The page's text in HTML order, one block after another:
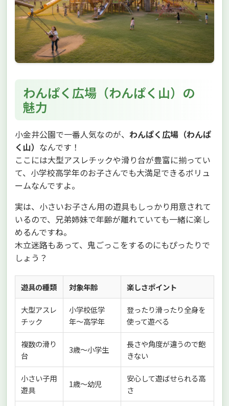
わんぱく広場（わんぱく山）の
魅力
小金井公園で一番人気なのが、 わんぱく広場（わんぱ
く山） なんです！
ここには大型アスレチックや滑り台が豊富に揃ってい
て、小学校高学年のお子さんでも大満足できるボリュ
ームなんですよ。
実は、小さいお子さん用の遊具もしっかり用意されて
いるので、兄弟姉妹で年齢が離れていても一緒に楽し
めるんですね。
木立迷路もあって、鬼ごっこをするのにもぴったりで
しょう？
遊具の種類 対象年齢 楽しさポイント
大型アスレ
チック
小学校低学
年〜高学年
登ったり滑ったり全身を
使って遊べる
複数の滑り
台
3歳〜小学生
長さや角度が違うので飽
きない
小さい子用
遊具
1歳〜幼児
安心して遊ばせられる高
さ